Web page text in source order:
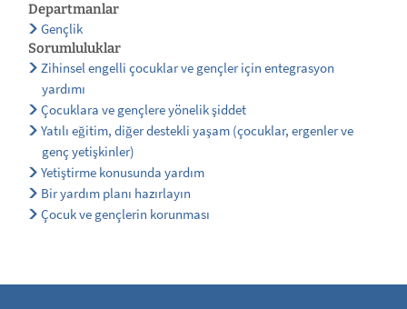
Departmanlar
Gençlik
Sorumluluklar
Zihinsel engelli çocuklar ve gençler için entegrasyon
yardımı
Çocuklara ve gençlere yönelik şiddet
Yatılı eğitim, diğer destekli yaşam (çocuklar, ergenler ve
genç yetişkinler)
Yetiştirme konusunda yardım
Bir yardım planı hazırlayın
Çocuk ve gençlerin korunması